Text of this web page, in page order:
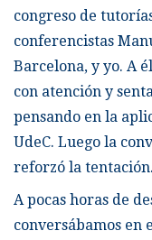
congreso de
conferencistas
Barcelona, y yo. A
con atención y
pensando en la
UdeC. Luego la
reforzó la tentación.
A pocas horas de
conversábamos en